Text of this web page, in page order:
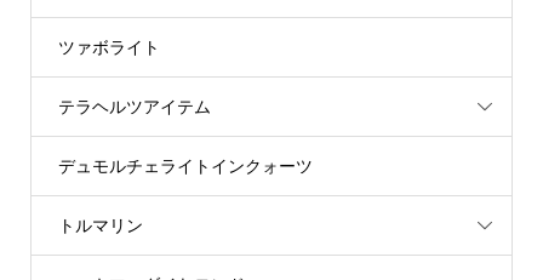
ツァボライト
テラヘルツアイテム
デュモルチェライトインクォーツ
トルマリン